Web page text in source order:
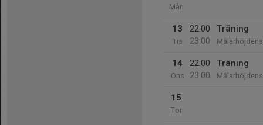
Mån
13
Tis
22:00
23:00
Träning
14
Ons
22:00
23:00
Träning
15
Tor